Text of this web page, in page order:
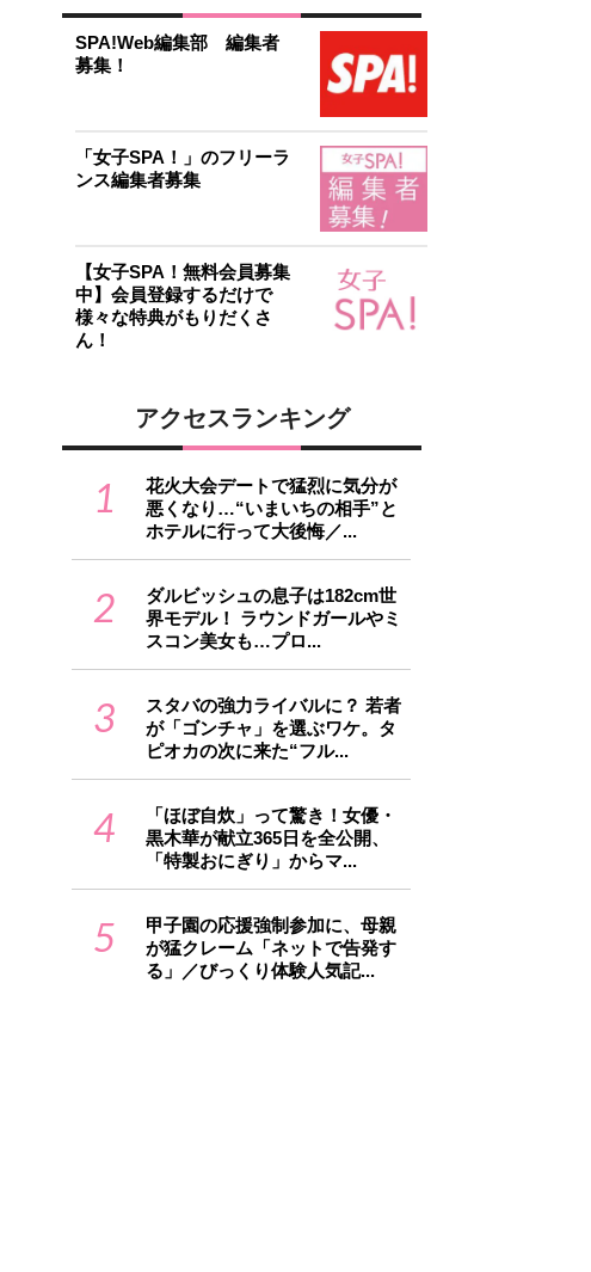
SPA!Web編集部 編集者
募集！
「女子SPA！」のフリーラ
ンス編集者募集
【女子SPA！無料会員募集
中】会員登録するだけで
様々な特典がもりだくさ
ん！
アクセスランキング
1
花火大会デートで猛烈に気分が
悪くなり…“いまいちの相手”と
ホテルに行って大後悔／...
2
ダルビッシュの息子は182cm世
界モデル！ ラウンドガールやミ
スコン美女も…プロ...
3
スタバの強力ライバルに？ 若者
が「ゴンチャ」を選ぶワケ。タ
ピオカの次に来た“フル...
4
「ほぼ自炊」って驚き！女優・
黒木華が献立365日を全公開、
「特製おにぎり」からマ...
5
甲子園の応援強制参加に、母親
が猛クレーム「ネットで告発す
る」／びっくり体験人気記...